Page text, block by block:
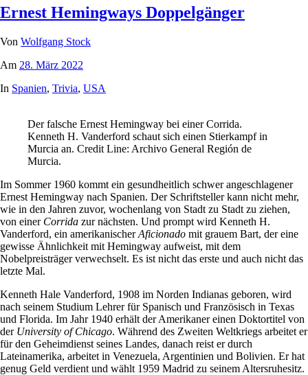
Ernest Hemingways Doppelgänger
Von Wolfgang Stock
Am 28. März 2022
In Spanien, Trivia, USA
Der falsche Ernest Hemingway bei einer Corrida.
Kenneth H. Vanderford schaut sich einen Stierkampf in
Murcia an. Credit Line: Archivo General Región de
Murcia.
Im Sommer 1960 kommt ein gesundheitlich schwer angeschlagener
Ernest Hemingway nach Spanien. Der Schriftsteller kann nicht mehr,
wie in den Jahren zuvor, wochenlang von Stadt zu Stadt zu ziehen,
von einer Corrida zur nächsten. Und prompt wird Kenneth H.
Vanderford, ein amerikanischerAficionado mit grauem Bart, der eine
gewisse Ähnlichkeit mit Hemingway aufweist, mit dem
Nobelpreisträger verwechselt. Es ist nicht das erste und auch nicht das
letzte Mal.
Kenneth Hale Vanderford, 1908 im Norden Indianas geboren, wird
nach seinem Studium Lehrer für Spanisch und Französisch in Texas
und Florida. Im Jahr 1940 erhält der Amerikaner einen Doktortitel von
der University of Chicago. Während des Zweiten Weltkriegs arbeitet er
für den Geheimdienst seines Landes, danach reist er durch
Lateinamerika, arbeitet in Venezuela, Argentinien und Bolivien. Er hat
genug Geld verdient und wählt 1959 Madrid zu seinem Altersruhesitz.